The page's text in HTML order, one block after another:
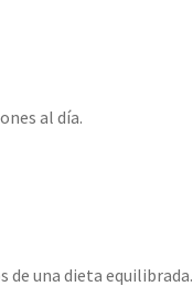
al día.
una dieta equilibrada.